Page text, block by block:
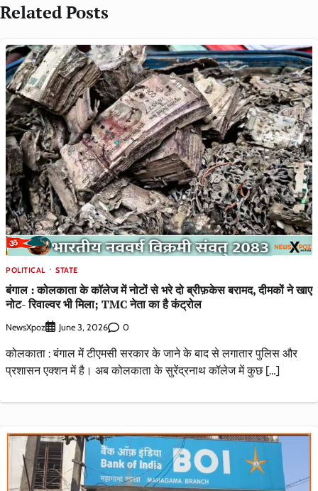
Related Posts
POLITICAL STATE
बंगाल : कोलकाता के कॉलेज में नोटों से भरे दो ब्रीफ़केस बरामद, दीमकों ने खाए
नोट- रिवाल्वर भी मिला; TMC नेता का है कंट्रोल
NewsXpoz June 3, 2026 0
कोलकाता : बंगाल में टीएमसी सरकार के जाने के बाद से लगातार पुलिस और
प्रशासन एक्शन में है। अब कोलकाता के सुरेंद्रनाथ कॉलेज में कुछ […]